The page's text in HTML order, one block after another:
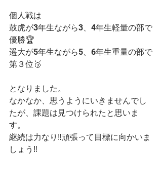
個人戦は
鼓虎が3年生ながら3、4年生軽量の部で
優勝🏆
遥大が5年生ながら5、6年生重量の部で
第３位🥉
となりました。
なかなか、思うようにいきませんでし
たが、課題は見つけられたと思いま
す。
継続は力なり‼️頑張って目標に向かいま
しょう‼️